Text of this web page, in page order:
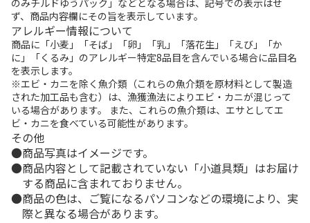
のみチルドゆうパック」などとなる場合は、記号での表示はせ
ず、商品内容欄にその旨を表示しています。
アレルギー情報について
商品に「小麦」「そば」「卵」「乳」「落花生」「えび」「か
に」「くるみ」のアレルギー特定8品目を含んでいる場合に品目名
を表示します。
※エビ・カニを除く魚介類（これらの魚介類を原材料として製造
された加工品も含む）は、漁獲漁法によりエビ・カニが混じって
いる場合があります。 また、これらの魚介類は、エサとしてエ
ビ・カニを食べている可能性があります。
その他
商品写真はイメージです。
商品内容として記載されていない「小道具類」はお届け
する商品に含まれておりません。
商品の色は、ご覧になるパソコンなどの環境により、実
際と異なる場合があります。